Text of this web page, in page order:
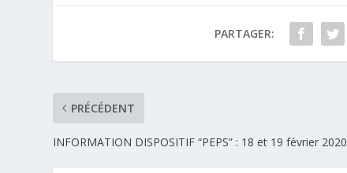
PARTAGER:
PRÉCÉDENT
INFORMATION DISPOSITIF “PEPS” : 18 et 19 février 2020